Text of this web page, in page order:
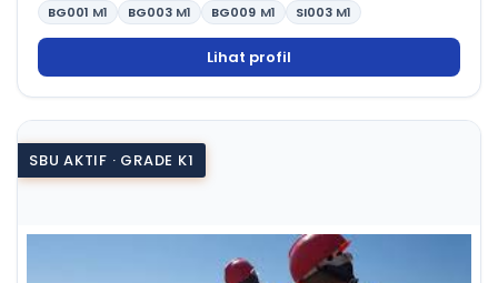
BG001 M1 BG003 M1 BG009 M1 SI003 M1
Lihat profil
SBU AKTIF · GRADE K1